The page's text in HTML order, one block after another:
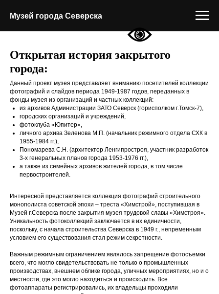
Музей города Северска
Открытая история закрытого
города:
Данный проект музея представляет вниманию посетителей коллекции
фотографий и слайдов периода 1949-1987 годов, переданных в
фонды музея из организаций и частных коллекций:
из архивов Администрации ЗАТО Северск (горисполком г.Томск-7),
городских организаций и учреждений,
фотоклуба «Юпитер»,
личного архива Зеленова М.П. (начальник режимного отдела СХК в
1955-1984 гг.),
Пономарева С.Н. (архитектор Ленгипростроя, участник разработок
3-х генеральных планов города 1953-1976 гг.),
а также из семейных архивов жителей города, в том числе
первостроителей.
Интересной представляется коллекция фотографий строительного
монополиста советской эпохи – треста «Химстрой», поступившая в
Музей г.Северска после закрытия музея трудовой славы «Химстроя».
Уникальность фотоколлекций заключается в их единичности,
поскольку, с начала строительства Северска в 1949 г., непременным
условием его существования стал режим секретности.
Важным режимным ограничением являлось запрещение фотосъемки
всего, что могло свидетельствовать не только о промышленных
производствах, внешнем облике города, уличных мероприятиях, но и о
местности, где это могло находиться и происходить. Все
фотоаппараты регистрировались, их владельцы проходили